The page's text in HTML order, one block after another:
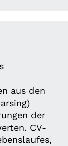
aus den
der
CV-